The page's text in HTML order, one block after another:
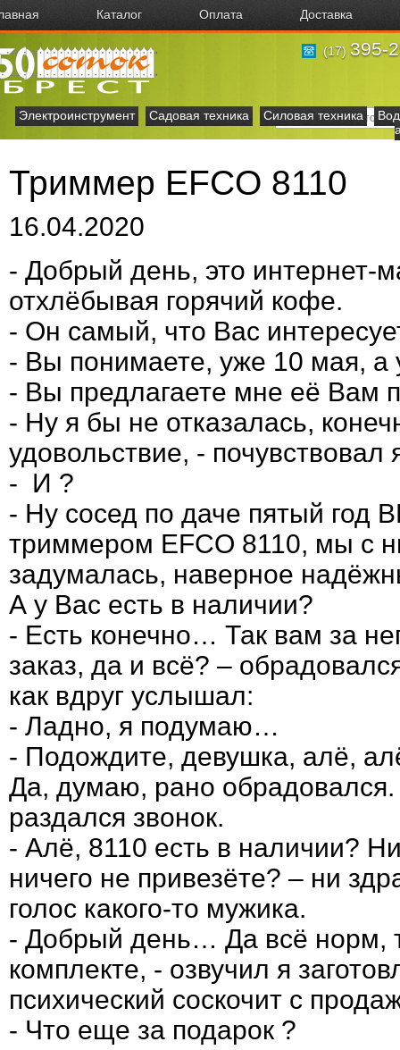
Каталог Оплата Доставка
(17) 395-
Электроинструмент Садовая техника Силовая техника
Триммер EFCO 8110
16.04.2020
- Добрый день, это интернет-
отхлёбывая горячий кофе.
- Он самый, что Вас
- Вы понимаете, уже 10 мая,
- Вы предлагаете мне её Вам
- Ну я бы не отказалась,
удовольствие, -
- И ?
- Ну сосед по даче пятый год
триммером EFCO 8110, мы с
задумалась, наверное
А у Вас есть в наличии?
- Есть конечно… Так вам за
заказ, да и всё? –
как вдруг услышал:
- Ладно, я подумаю…
- Подождите, девушка, алё,
Да, думаю, рано обрадовался.
раздался звонок.
- Алё, 8110 есть в наличии?
ничего не привезёте? – ни
голос какого-то мужика.
- Добрый день… Да всё норм,
комплекте, - озвучил я
психический соскочит с
- Что еще за подарок ?